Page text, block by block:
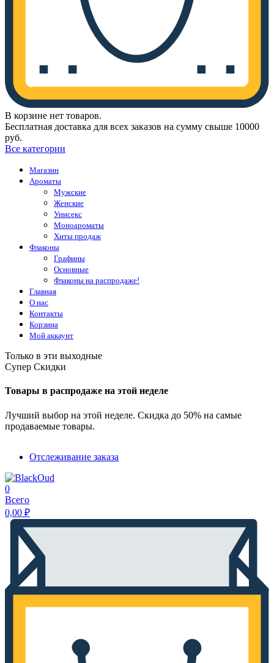
В корзине нет товаров.
Бесплатная доставка для всех заказов на сумму свыше 10000
руб.
Все категории
Магазин
Ароматы
Мужские
Женские
Унисекс
Моноароматы
Хиты продаж
Флаконы
Графины
Основные
Флаконы на распродаже!
Главная
О нас
Контакты
Корзина
Мой аккаунт
Только в эти выходные
Супер Скидки
Товары в распродаже на этой неделе
Лучший выбор на этой неделе. Скидка до 50% на самые
продаваемые товары.
Отслеживание заказа
0
Всего
0,00 ₽